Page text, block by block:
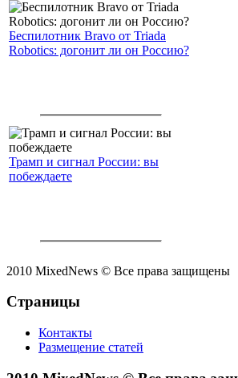
Беспилотник Bravo от Triada
Robotics: догонит ли он Россию?
Трамп и сигнал России: вы
побеждаете
2010 MixedNews © Все права защищены
Страницы
Контакты
Размещение статей